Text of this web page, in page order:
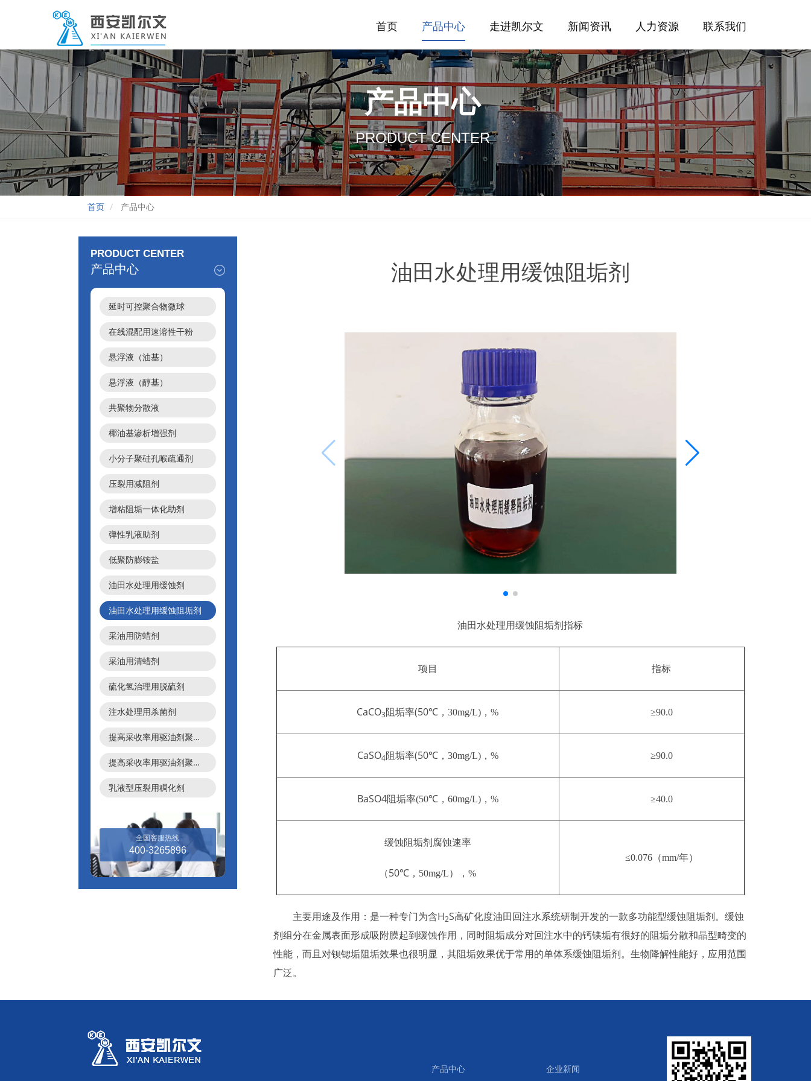
首页 产品中心 走进凯尔文 新闻资讯 人力资源 联系我们
产品中心
PRODUCT CENTER
首页 产品中心
PRODUCT CENTER
产品中心
延时可控聚合物微球
在线混配用速溶性干粉
悬浮液（油基）
悬浮液（醇基）
共聚物分散液
椰油基渗析增强剂
小分子聚硅孔喉疏通剂
压裂用减阻剂
增粘阻垢一体化助剂
弹性乳液助剂
低聚防膨铵盐
油田水处理用缓蚀剂
油田水处理用缓蚀阻垢剂
采油用防蜡剂
采油用清蜡剂
硫化氢治理用脱硫剂
注水处理用杀菌剂
提高采收率用驱油剂聚合物微球（WQ100）
提高采收率用驱油剂聚合物微球（WQ50）
乳液型压裂用稠化剂
全国客服热线
400-3265896
油田水处理用缓蚀阻垢剂
油田水处理用缓蚀阻垢剂指标
项目 指标
CaCO3阻垢率(50℃ ，30mg/L) ，% ≥90.0
CaSO4阻垢率(50℃， 30mg/L)， % ≥90.0
BaSO4阻垢率(50℃， 60mg/L)， % ≥40.0
缓蚀阻垢剂腐蚀速率
（50℃ ， 50mg/L），%
≤0.076（mm/年）
主要用途及作用：是一种专门为含H2S高矿化度油田回注水系统研制开发的一款多功能型缓蚀阻垢剂。缓蚀
剂组分在金属表面形成吸附膜起到缓蚀作用，同时阻垢成分对回注水中的钙镁垢有很好的阻垢分散和晶型畸变的
性能，而且对钡锶垢阻垢效果也很明显，其阻垢效果优于常用的单体系缓蚀阻垢剂。生物降解性能好，应用范围
广泛。
产品中心
企业新闻